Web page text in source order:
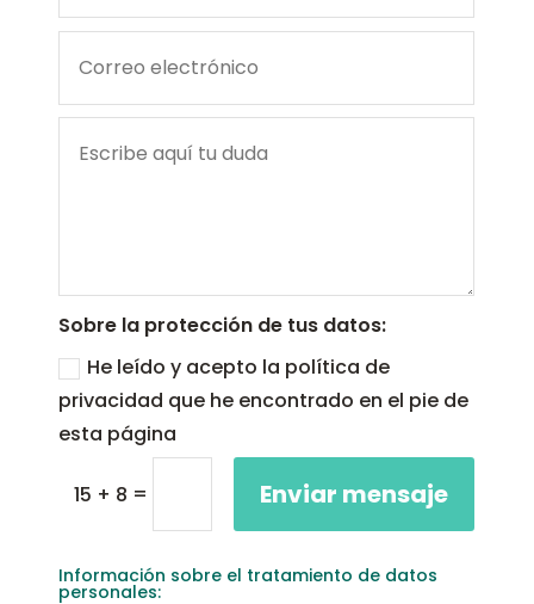
Sobre la protección de tus datos:
He leído y acepto la política de
privacidad que he encontrado en el pie de
esta página
15 + 8 = Enviar mensaje
Información sobre el tratamiento de datos
personales: